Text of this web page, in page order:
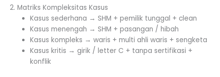
2. Matriks Kompleksitas Kasus
Kasus sederhana → SHM + pemilik tunggal + clean
Kasus menengah → SHM + pasangan / hibah
Kasus kompleks → waris + multi ahli waris + sengketa
Kasus kritis → girik / letter C + tanpa sertifikasi +
konflik